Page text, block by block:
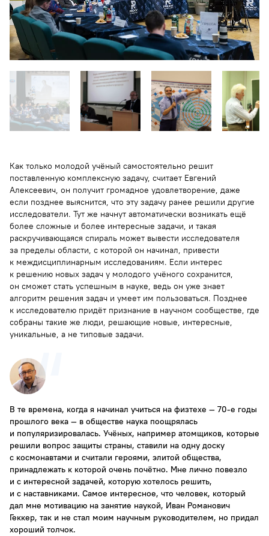
Как только молодой учёный самостоятельно решит
поставленную комплексную задачу, считает Евгений
Алексеевич, он получит громадное удовлетворение, даже
если позднее выяснится, что эту задачу ранее решили другие
исследователи. Тут же начнут автоматически возникать ещё
более сложные и более интересные задачи, и такая
раскручивающаяся спираль может вывести исследователя
за пределы области, с которой он начинал, привести
к междисциплинарным исследованиям. Если интерес
к решению новых задач у молодого учёного сохранится,
он сможет стать успешным в науке, ведь он уже знает
алгоритм решения задач и умеет им пользоваться. Позднее
к исследователю придёт признание в научном сообществе, где
собраны такие же люди, решающие новые, интересные,
уникальные, а не типовые задачи.
В те времена, когда я начинал учиться на физтехе — 70-е годы
прошлого века — в обществе наука поощрялась
и популяризировалась. Учёных, например атомщиков, которые
решили вопрос защиты страны, ставили на одну доску
с космонавтами и считали героями, элитой общества,
принадлежать к которой очень почётно. Мне лично повезло
и с интересной задачей, которую хотелось решить,
и с наставниками. Самое интересное, что человек, который
дал мне мотивацию на занятие наукой, Иван Романович
Геккер, так и не стал моим научным руководителем, но придал
хороший толчок.